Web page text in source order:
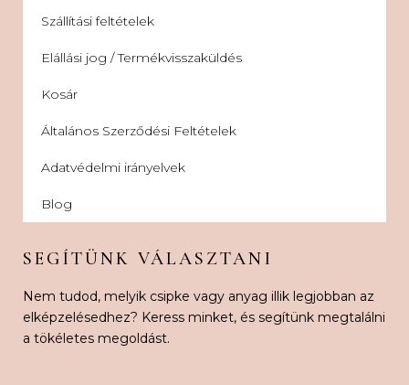
Szállítási feltételek
Elállási jog / Termékvisszaküldés
Kosár
Általános Szerződési Feltételek
Adatvédelmi irányelvek
Blog
SEGÍTÜNK VÁLASZTANI
Nem tudod, melyik csipke vagy anyag illik legjobban az
elképzelésedhez? Keress minket, és segítünk megtalálni
a tökéletes megoldást.